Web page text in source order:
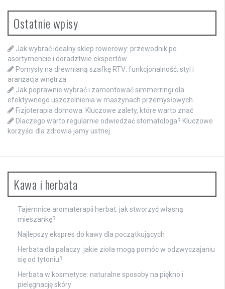
Ostatnie wpisy
Jak wybrać idealny sklep rowerowy: przewodnik po
asortymencie i doradztwie ekspertów
Pomysły na drewnianą szafkę RTV: funkcjonalność, styl i
aranżacja wnętrza
Jak poprawnie wybrać i zamontować simmerringi dla
efektywnego uszczelnienia w maszynach przemysłowych
Fizjoterapia domowa: Kluczowe zalety, które warto znać
Dlaczego warto regularnie odwiedzać stomatologa? Kluczowe
korzyści dla zdrowia jamy ustnej
Kawa i herbata
Tajemnice aromaterapii herbat: jak stworzyć własną
mieszankę?
Najlepszy ekspres do kawy dla początkujących
Herbata dla palaczy: jakie zioła mogą pomóc w odzwyczajaniu
się od tytoniu?
Herbata w kosmetyce: naturalne sposoby na piękno i
pielęgnację skóry